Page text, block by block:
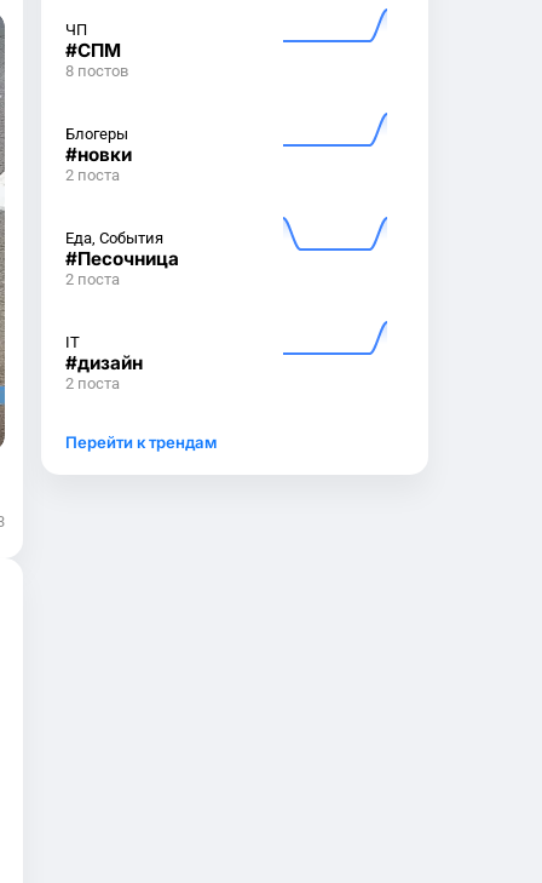
ЧП
СПМ
8 постов
Блогеры
новки
2 поста
Еда, События
Песочница
2 поста
IT
дизайн
2 поста
Перейти к трендам